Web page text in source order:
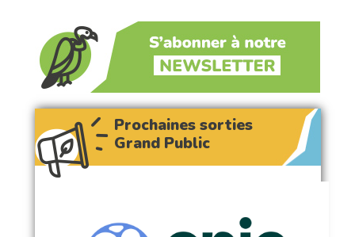
Prochaines sorties
Grand Public